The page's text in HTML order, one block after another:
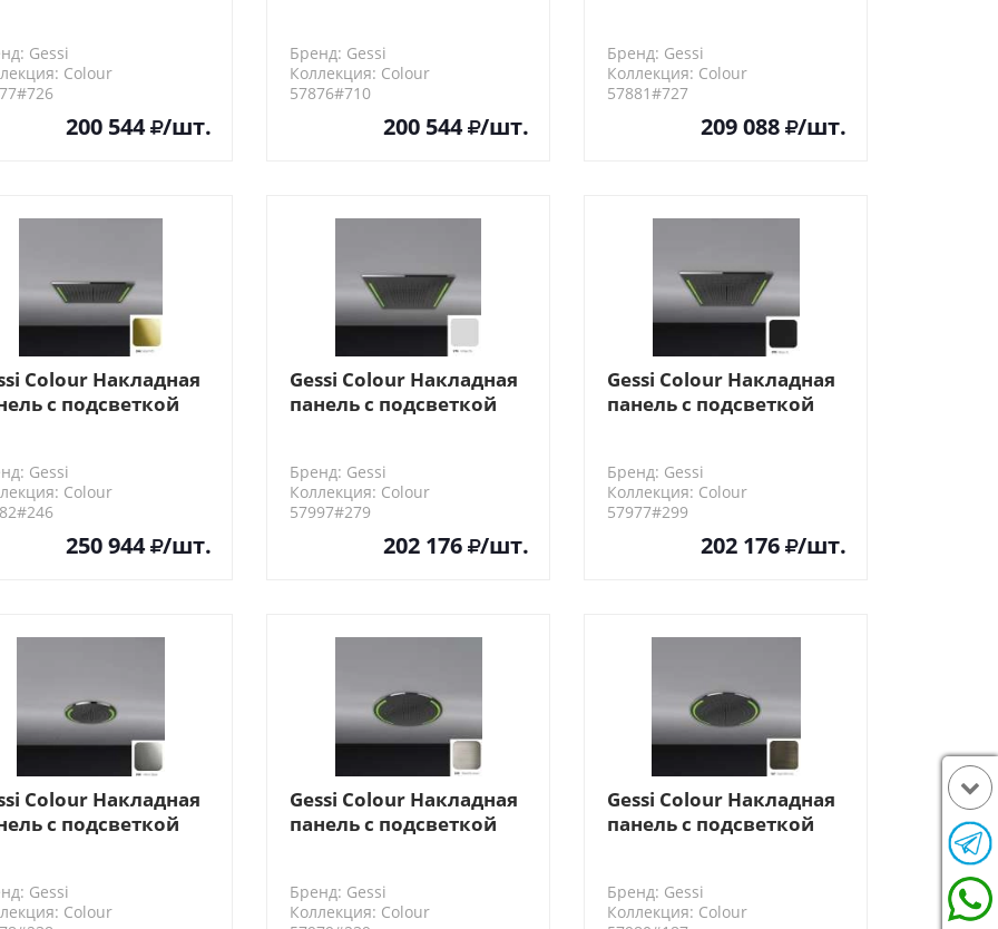
Gessi
Colour
200 544 /шт.
Бренд: Gessi
Коллекция: Colour
57876#710
200 544 /шт.
Бренд: Gessi
Коллекция: Colour
57881#727
209 088 /шт.
Colour Накладная
с подсветкой
Gessi
Colour
250 944 /шт.
Gessi Colour Накладная
панель с подсветкой
Бренд: Gessi
Коллекция: Colour
57997#279
202 176 /шт.
Gessi Colour Накладная
панель с подсветкой
Бренд: Gessi
Коллекция: Colour
57977#299
202 176 /шт.
Colour Накладная
с подсветкой
Gessi
Colour
Gessi Colour Накладная
панель с подсветкой
Бренд: Gessi
Коллекция: Colour
Gessi Colour Накладная
панель с подсветкой
Бренд: Gessi
Коллекция: Colour